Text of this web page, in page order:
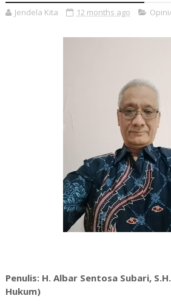
Jendela Kita 12 months ago
Penulis: H. Albar Sentosa Subari,
Hukum)